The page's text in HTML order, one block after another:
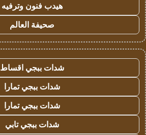
هيدب فنون وترفيه
صحيفة العالم
شدات ببجي اقساط
شدات ببجي تمارا
شدات ببجي تمارا
شدات ببجي تابي